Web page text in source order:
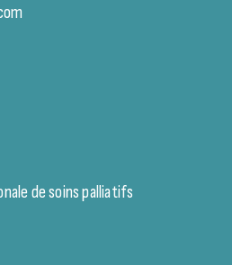
de soins palliatifs